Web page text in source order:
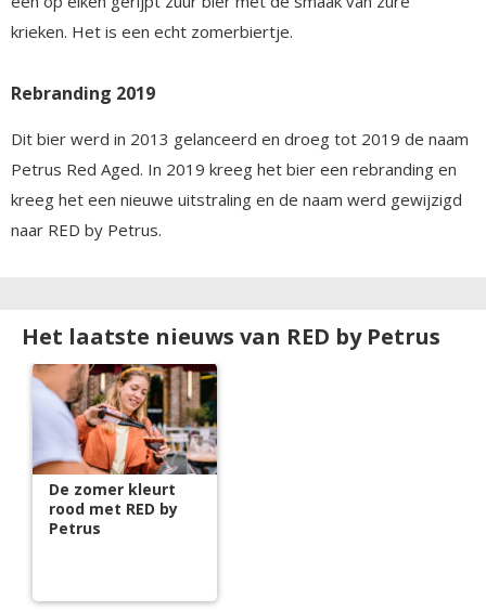
krieken. Het is een echt zomerbiertje.
Rebranding 2019
Dit bier werd in 2013 gelanceerd en droeg tot 2019 de naam
Petrus Red Aged. In 2019 kreeg het bier een rebranding en
kreeg het een nieuwe uitstraling en de naam werd gewijzigd
naar RED by Petrus.
Het laatste nieuws van RED by Petrus
De zomer kleurt
rood met RED by
Petrus